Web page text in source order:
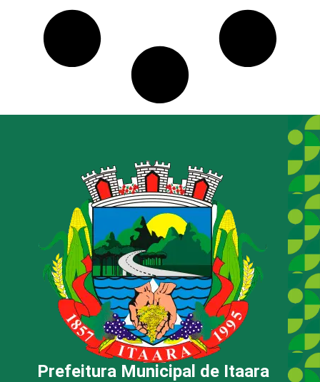
Prefeitura Municipal de Itaara